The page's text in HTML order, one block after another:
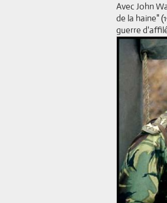
Avec John
de la haine"
guerre